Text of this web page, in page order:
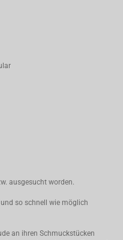
ausgesucht worden.
so schnell wie möglich
an ihren Schmuckstücken